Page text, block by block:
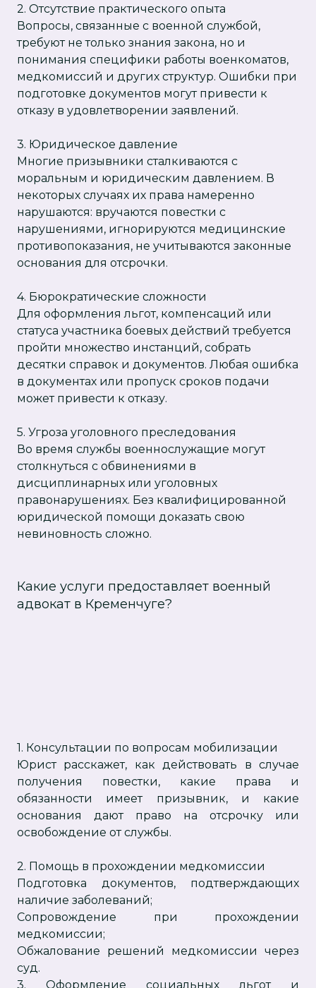
2. Отсутствие практического опыта
Вопросы, связанные с военной службой,
требуют не только знания закона, но и
понимания специфики работы военкоматов,
медкомиссий и других структур. Ошибки при
подготовке документов могут привести к
отказу в удовлетворении заявлений.
3. Юридическое давление
Многие призывники сталкиваются с
моральным и юридическим давлением. В
некоторых случаях их права намеренно
нарушаются: вручаются повестки с
нарушениями, игнорируются медицинские
противопоказания, не учитываются законные
основания для отсрочки.
4. Бюрократические сложности
Для оформления льгот, компенсаций или
статуса участника боевых действий требуется
пройти множество инстанций, собрать
десятки справок и документов. Любая ошибка
в документах или пропуск сроков подачи
может привести к отказу.
5. Угроза уголовного преследования
Во время службы военнослужащие могут
столкнуться с обвинениями в
дисциплинарных или уголовных
правонарушениях. Без квалифицированной
юридической помощи доказать свою
невиновность сложно.
Какие услуги предоставляет военный
адвокат в Кременчуге?
1. Консультации по вопросам мобилизации
Юрист расскажет, как действовать в случае
получения повестки, какие права и
обязанности имеет призывник, и какие
основания дают право на отсрочку или
освобождение от службы.
2. Помощь в прохождении медкомиссии
Подготовка документов, подтверждающих
наличие заболеваний;
Сопровождение при прохождении
медкомиссии;
Обжалование решений медкомиссии через
суд.
3. Оформление социальных льгот и